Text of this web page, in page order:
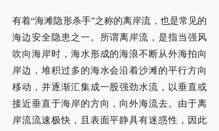
有着“海滩隐形杀手”之称的离岸流，也是常见的
海边安全隐患之一。所谓离岸流，是指当强风
吹向海岸时，海水形成的海浪不断从外海拍向
岸边，堆积过多的海水会沿着沙滩的平行方向
移动，并逐渐汇集成一股强劲水流，以垂直或
接近垂直于海岸的方向，向外海流去。由于离
岸流流速极快，且表面平静具有迷惑性，因此